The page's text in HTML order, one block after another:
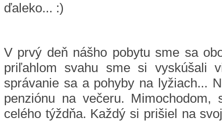
ďaleko... :)
V prvý deň nášho pobytu sme sa
priľahlom svahu sme si vyskúšali
správanie sa a pohyby na lyžiach...
penziónu na večeru. Mimochodom,
celého týždňa. Každý si prišiel na